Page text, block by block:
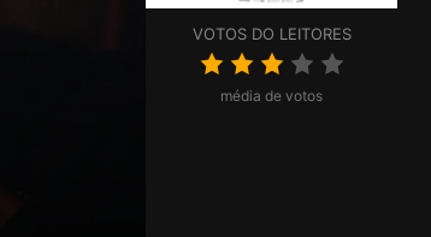
VOTOS DO LEITORES
média de votos